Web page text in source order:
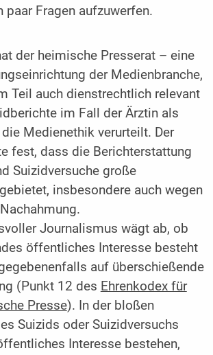
paar Fragen aufzuwerfen.
der heimische Presserat – eine
der Medienbranche,
Teil auch dienstrechtlich relevant
im Fall der Ärztin als
Medienethik verurteilt. Der
fest, dass die Berichterstattung
Suizidversuche große
insbesondere auch wegen
Journalismus wägt ab, ob
öffentliches Interesse besteht
auf überschießende
(Punkt 12 des Ehrenkodex für
Presse). In der bloßen
Suizids oder Suizidversuchs
Interesse bestehen,